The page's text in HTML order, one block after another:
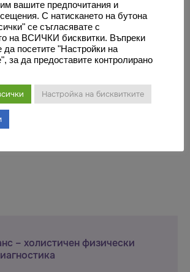
консултации с проф. д-р
в София – 22.10.22
– холистичен физически
вашите предпочитания и
С натискането на бутона
се съгласявате с
на ВСИЧКИ бисквитки. Въпреки
да посетите "Настройки на
за да предоставите контролирано
Настройка на бисквитките